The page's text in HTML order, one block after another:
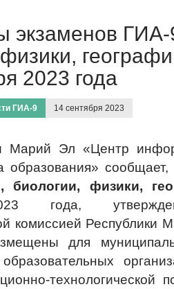
экзаменов
2023 года
ГИА-9 14 сентября 2023
Марий Эл «Центр
образования»
биологии, физики,
года,
комиссией Республики
для
технологической